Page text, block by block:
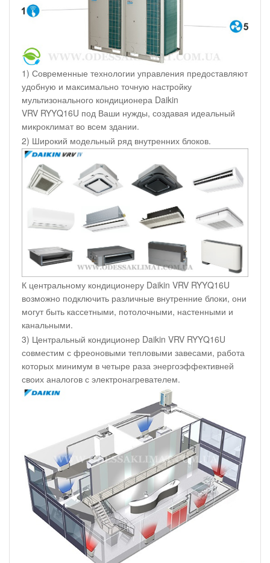
1) Современные технологии управления предоставляют
удобную и максимально точную настройку
мультизонального кондиционера Daikin
VRV RYYQ16U под Ваши нужды, создавая идеальный
микроклимат во всем здании.
2) Широкий модельный ряд внутренних блоков.
К центральному кондиционеру Daikin VRV RYYQ16U
возможно подключить различные внутренние блоки, они
могут быть кассетными, потолочными, настенными и
канальными.
3) Центральный кондиционер Daikin VRV RYYQ16U
совместим с фреоновыми тепловыми завесами, работа
которых минимум в четыре раза энергоэффективней
своих аналогов с электронагревателем.